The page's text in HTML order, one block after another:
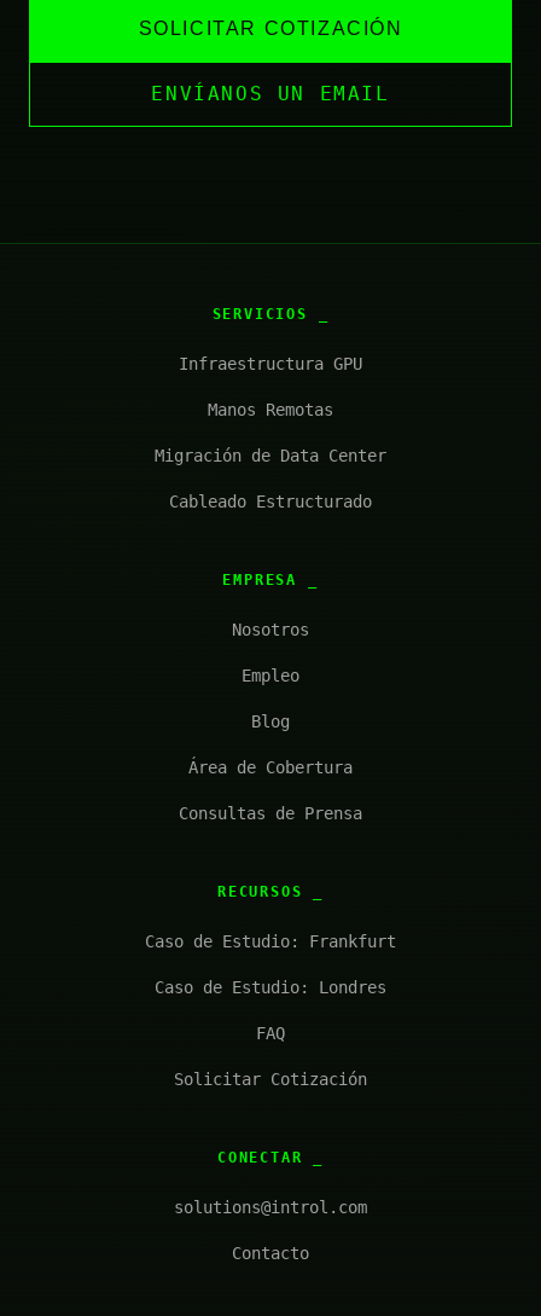
SOLICITAR COTIZACIÓN
ENVÍANOS UN EMAIL
SERVICIOS
Infraestructura GPU
Manos Remotas
Migración de Data Center
Cableado Estructurado
EMPRESA
Nosotros
Empleo
Blog
Área de Cobertura
Consultas de Prensa
RECURSOS
Caso de Estudio: Frankfurt
Caso de Estudio: Londres
FAQ
Solicitar Cotización
CONECTAR
solutions@introl.com
Contacto